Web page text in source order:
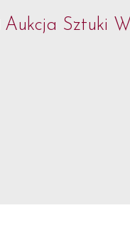
Aukcja Sztuki